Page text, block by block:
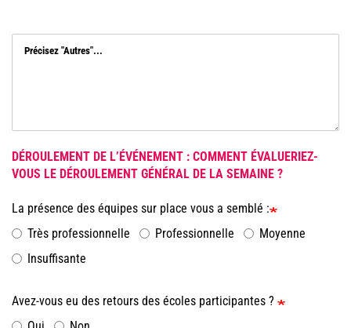
Précisez "Autres"...
DÉROULEMENT DE L’ÉVÉNEMENT : COMMENT ÉVALUERIEZ-
VOUS LE DÉROULEMENT GÉNÉRAL DE LA SEMAINE ?
La présence des équipes sur place vous a semblé :
Très professionnelle
Professionnelle
Moyenne
Insuffisante
Avez-vous eu des retours des écoles participantes ?